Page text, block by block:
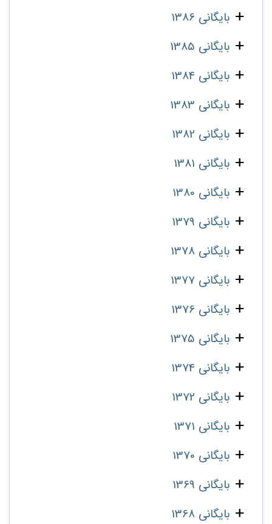
بایگانی 1386
بایگانی 1385
بایگانی 1384
بایگانی 1383
بایگانی 1382
بایگانی 1381
بایگانی 1380
بایگانی 1379
بایگانی 1378
بایگانی 1377
بایگانی 1376
بایگانی 1375
بایگانی 1374
بایگانی 1372
بایگانی 1371
بایگانی 1370
بایگانی 1369
بایگانی 1368